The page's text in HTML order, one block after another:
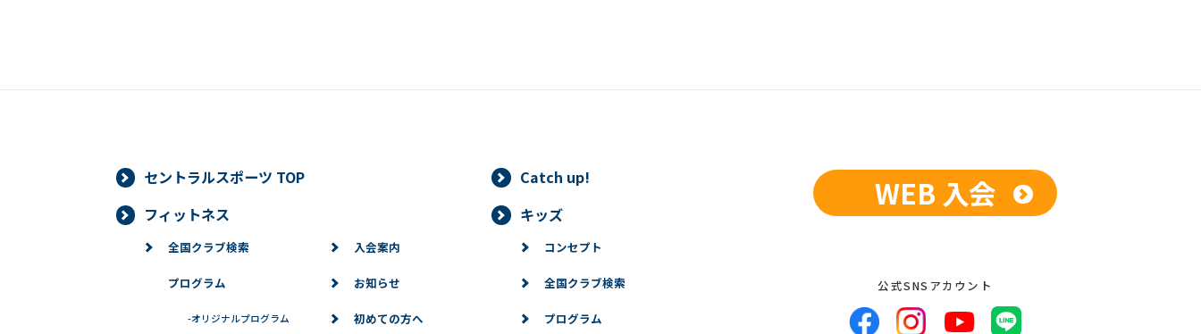
セントラルスポーツ TOP
Catch up!
フィットネス
全国クラブ検索
プログラム
-オリジナルプログラム
入会案内
お知らせ
初めての方へ
キッズ
コンセプト
全国クラブ検索
プログラム
WEB 入会
公式SNSアカウント